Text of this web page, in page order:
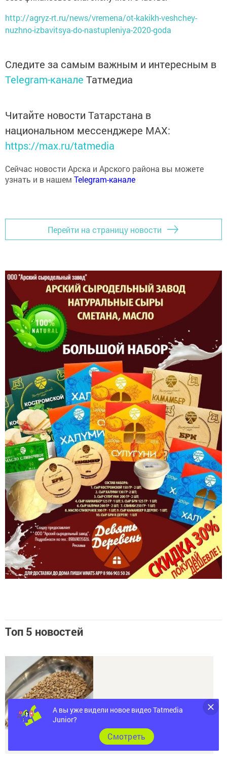
nuzhno-izbavitsya-do-nastupleniya-2020-goda
Telegram-каналеТатмедиа
Читайте новости Татарстана в
национальном мессенджере MАХ:
https://max.ru/tatmedia
узнать и в нашемTelegram-канале
Перейти на страницу новости
Топ 5 новостей
В Татарстане специалисты провели первые исследования пшеницы
А вы уже видели новое видео Tatmedia
Junior?
Cмотреть